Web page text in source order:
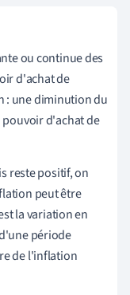
ou continue des
d'achat de
: une diminution du
d'achat de
reste positif, on
peut être
la variation en
période
de l'inflation